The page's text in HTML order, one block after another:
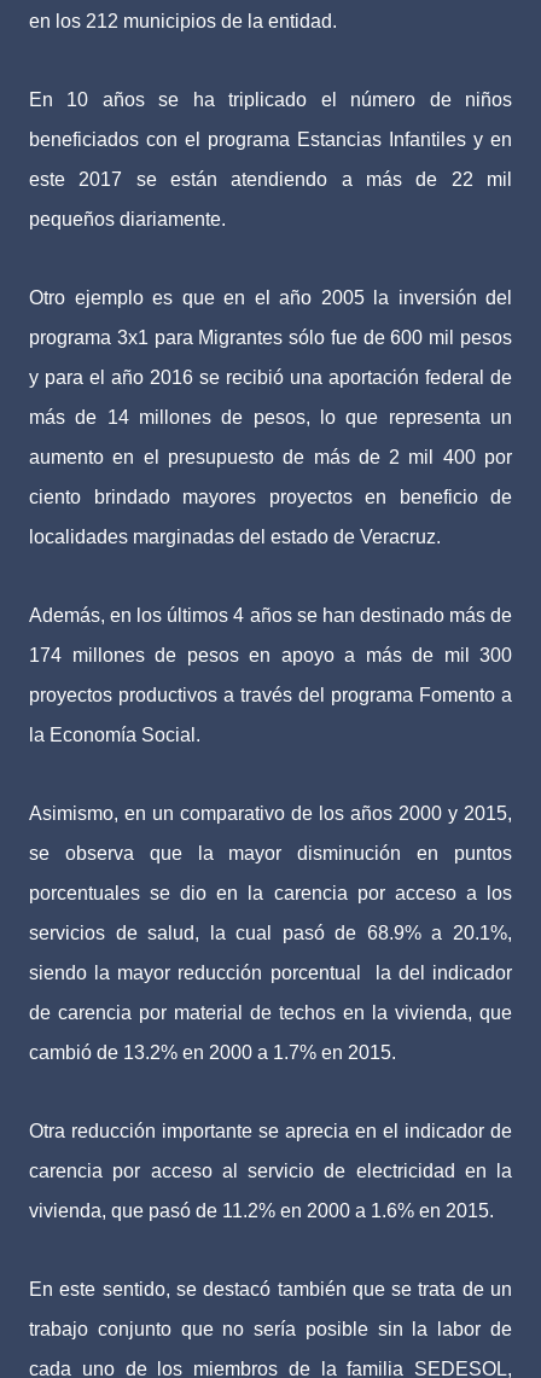
en los 212 municipios de la entidad.
En 10 años se ha triplicado el número de niños
beneficiados con el programa Estancias Infantiles y en
este 2017 se están atendiendo a más de 22 mil
pequeños diariamente.
Otro ejemplo es que en el año 2005 la inversión del
programa 3x1 para Migrantes sólo fue de 600 mil pesos
y para el año 2016 se recibió una aportación federal de
más de 14 millones de pesos, lo que representa un
aumento en el presupuesto de más de 2 mil 400 por
ciento brindado mayores proyectos en beneficio de
localidades marginadas del estado de Veracruz.
Además, en los últimos 4 años se han destinado más de
174 millones de pesos en apoyo a más de mil 300
proyectos productivos a través del programa Fomento a
la Economía Social.
Asimismo, en un comparativo de los años 2000 y 2015,
se observa que la mayor disminución en puntos
porcentuales se dio en la carencia por acceso a los
servicios de salud, la cual pasó de 68.9% a 20.1%,
siendo la mayor reducción porcentual la del indicador
de carencia por material de techos en la vivienda, que
cambió de 13.2% en 2000 a 1.7% en 2015.
Otra reducción importante se aprecia en el indicador de
carencia por acceso al servicio de electricidad en la
vivienda, que pasó de 11.2% en 2000 a 1.6% en 2015.
En este sentido, se destacó también que se trata de un
trabajo conjunto que no sería posible sin la labor de
cada uno de los miembros de la familia SEDESOL,